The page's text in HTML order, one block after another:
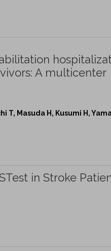
A multicenter
T, Masuda H, Kusumi H,
in Stroke